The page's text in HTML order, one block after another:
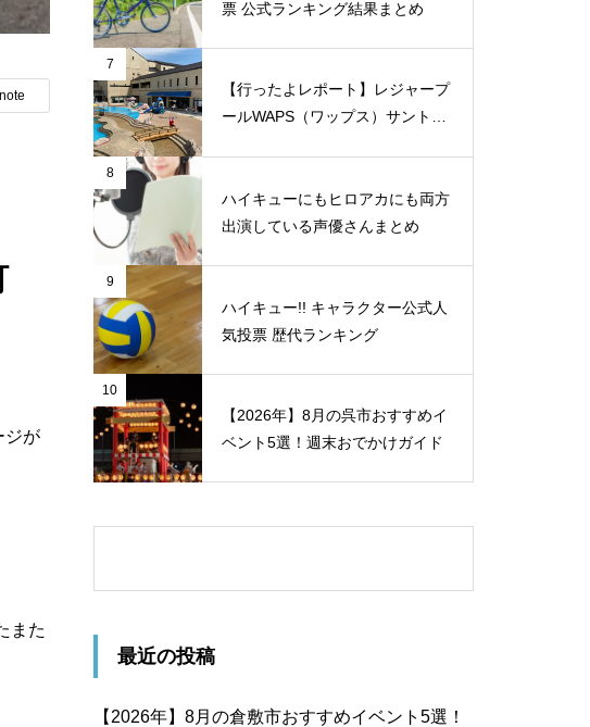
note
ジが
また
票 公式ランキング結果まとめ
7
【行ったよレポート】レジャープ
ールWAPS（ワップス）サントピ
8
ハイキューにもヒロアカにも両方
出演している声優さんまとめ
9
ハイキュー!! キャラクター公式人
気投票 歴代ランキング
10
【2026年】8月の呉市おすすめイ
ベント5選！週末おでかけガイド
最近の投稿
【2026年】8月の倉敷市おすすめイベント5選！